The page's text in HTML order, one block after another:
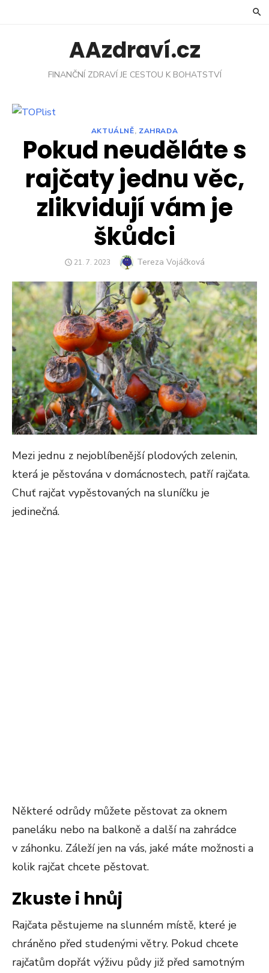
AAzdraví.cz
FINANČNÍ ZDRAVÍ JE CESTOU K BOHATSTVÍ
AKTUÁLNĚ, ZAHRADA
Pokud neuděláte s
rajčaty jednu věc,
zlikvidují vám je
škůdci
POSTED
21. 7. 2023 Author
Tereza Vojáčková
Mezi jednu z nejoblíbenější plodových zelenin,
která je pěstována v domácnostech, patří rajčata.
Chuť rajčat vypěstovaných na sluníčku je
jedinečná.
Některé odrůdy můžete pěstovat za oknem
paneláku nebo na balkoně a další na zahrádce
v záhonku. Záleží jen na vás, jaké máte možnosti a
kolik rajčat chcete pěstovat.
Zkuste i hnůj
Rajčata pěstujeme na slunném místě, které je
chráněno před studenými větry. Pokud chcete
rajčatům dopřát výživu půdy již před samotným